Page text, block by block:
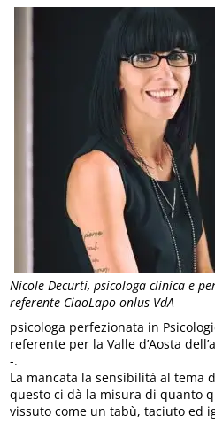
Nicole Decurti, psicologa clinica e
referente CiaoLapo onlus VdA
psicologa perfezionata in
referente per la Valle d’Aosta
-.
La mancata la sensibilità al tema
questo ci dà la misura di quanto
vissuto come un tabù, taciuto ed